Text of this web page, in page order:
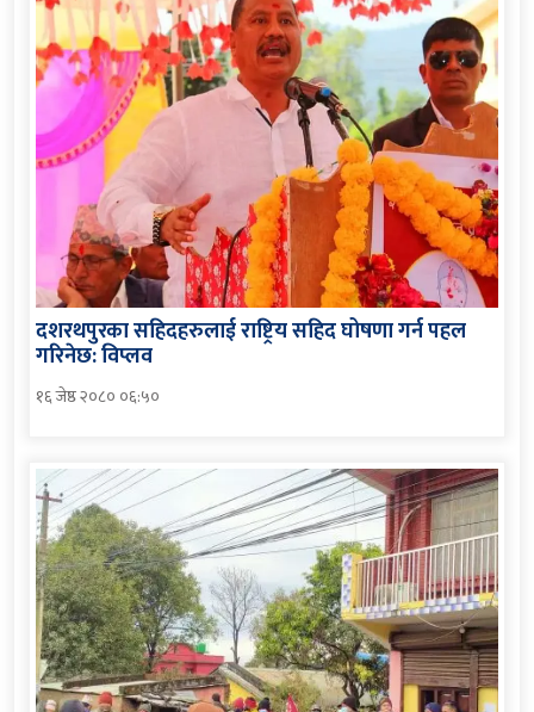
दशरथपुरका सहिदहरुलाई राष्ट्रिय सहिद घोषणा गर्न पहल
गरिनेछ: विप्लव
१६ जेष्ठ २०८० ०६:५०